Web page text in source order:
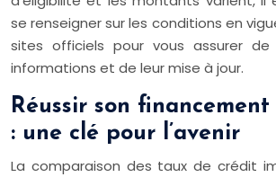
se renseigner sur les conditions en
sites officiels pour vous assurer de
informations et de leur mise à jour.
Réussir son
: une clé pour l’avenir
La comparaison des taux de crédit